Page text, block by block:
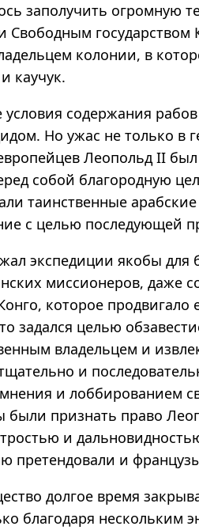
заполучить огромную
Свободным государством
колонии, в
каучук.
условия содержания
Но ужас не только в
Леопольд II
собой благородную
таинственные
с целью последующей
экспедиции якобы для
миссионеров, даже
которое продвигало
задался целью
владельцем и
и
и лоббированием
были признать право
и
претендовали и
долгое время
благодаря нескольким